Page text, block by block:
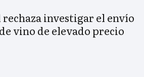
investigar el envío
vino de elevado precio